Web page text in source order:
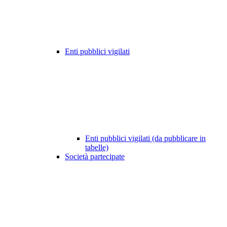
Enti pubblici vigilati
Enti pubblici vigilati (da pubblicare in
tabelle)
Società partecipate